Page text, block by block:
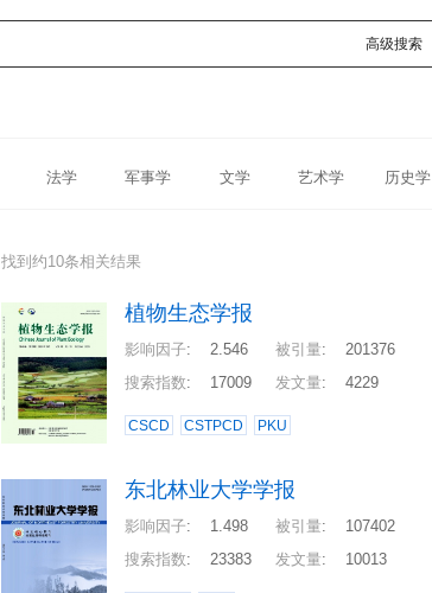
高级搜索
法学 军事学 文学 艺术学 历史学
找到约10条相关结果
植物生态学报
影响因子: 2.546 被引量:
201376
搜索指数: 17009 发文量: 4229
CSCD CSTPCD PKU
东北林业大学学报
影响因子: 1.498 被引量:
107402
搜索指数: 23383 发文量: 10013